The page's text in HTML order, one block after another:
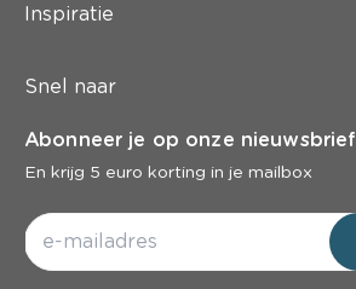
Inspiratie
Snel naar
Abonneer je op onze nieuwsbrief
En krijg 5 euro korting in je mailbox